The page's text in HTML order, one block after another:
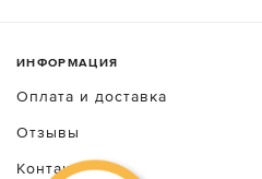
ИНФОРМАЦИЯ
Оплата и доставка
Отзывы
Контакты